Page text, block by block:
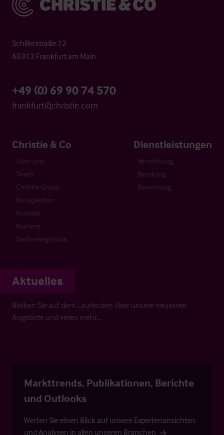
Schillerstraße 12
60313 Frankfurt am Main
+49 (0) 69 90 74 570
frankfurt@christie.com
Christie & Co
Über uns
Team
Christie Group
Neuigkeiten
Kontakt
Karriere
Stellenangebote
Dienstleistungen
Vermittlung
Beratung
Bewertung
Aktuelles
Bleiben Sie auf dem Laufenden über unsere neuesten
Angebote und vieles mehr…
Markttrends, Publikationen, Berichte
und Outlooks
Werfen Sie einen Blick auf unsere Expertenansichten
und Analysen in allen unseren Branchen